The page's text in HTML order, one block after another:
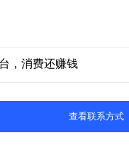
，消费还赚钱
查看联系方式